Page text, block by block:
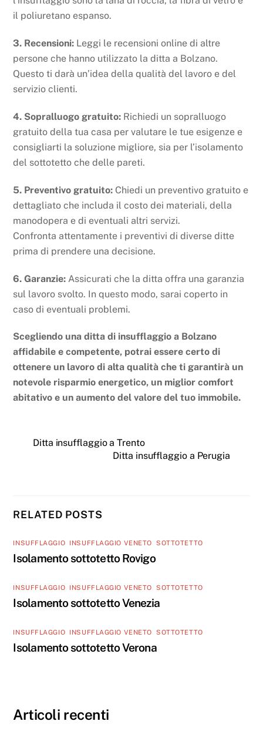
il poliuretano espanso.
3. Recensioni: Leggi le recensioni online di altre
persone che hanno utilizzato la ditta a Bolzano.
Questo ti darà un’idea della qualità del lavoro e del
servizio clienti.
4. Sopralluogo gratuito: Richiedi un sopralluogo
gratuito della tua casa per valutare le tue esigenze e
consigliarti la soluzione migliore, sia per l’isolamento
del sottotetto che delle pareti.
5. Preventivo gratuito: Chiedi un preventivo gratuito e
dettagliato che includa il costo dei materiali, della
manodopera e di eventuali altri servizi.
Confronta attentamente i preventivi di diverse ditte
prima di prendere una decisione.
6. Garanzie: Assicurati che la ditta offra una garanzia
sul lavoro svolto. In questo modo, sarai coperto in
caso di eventuali problemi.
Scegliendo una ditta di insufflaggio a Bolzano
affidabile e competente, potrai essere certo di
ottenere un lavoro di alta qualità che ti garantirà un
notevole risparmio energetico, un miglior comfort
abitativo e un aumento del valore del tuo immobile.
Ditta insufflaggio a Trento
Ditta insufflaggio a Perugia
RELATED POSTS
INSUFFLAGGIO INSUFFLAGGIO VENETO ,SOTTOTETTO
Isolamento sottotetto Rovigo
INSUFFLAGGIO INSUFFLAGGIO VENETO ,SOTTOTETTO
Isolamento sottotetto Venezia
INSUFFLAGGIO INSUFFLAGGIO VENETO ,SOTTOTETTO
Isolamento sottotetto Verona
Articoli recenti